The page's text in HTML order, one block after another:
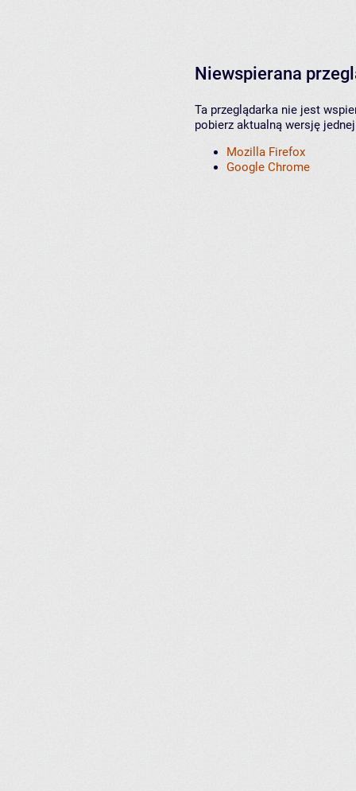
Niewspierana
Ta przeglądarka nie jest
pobierz aktualną wersję
Mozilla Firefox
Google Chrome